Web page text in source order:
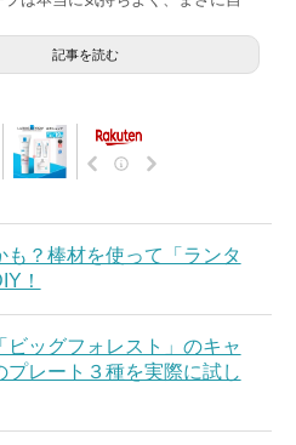
記事を読む
も？棒材を使って「ランタ
！
ビッグフォレスト」のキャ
プレート３種を実際に試し